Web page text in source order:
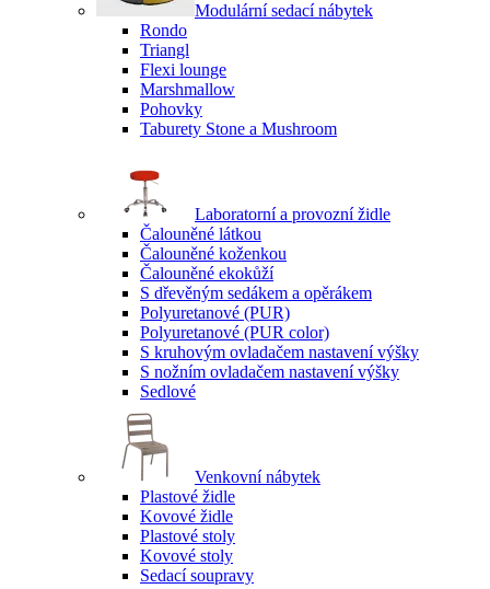
Modulární sedací nábytek
Rondo
Triangl
Flexi lounge
Marshmallow
Pohovky
Taburety Stone a Mushroom
Laboratorní a provozní židle
Čalouněné látkou
Čalouněné koženkou
Čalouněné ekokůží
S dřevěným sedákem a opěrákem
Polyuretanové (PUR)
Polyuretanové (PUR color)
S kruhovým ovladačem nastavení výšky
S nožním ovladačem nastavení výšky
Sedlové
Venkovní nábytek
Plastové židle
Kovové židle
Plastové stoly
Kovové stoly
Sedací soupravy